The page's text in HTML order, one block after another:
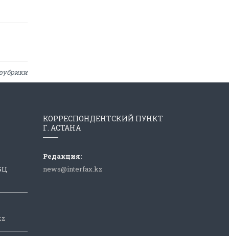
КОРРЕСПОНДЕНТСКИЙ ПУНКТ
Г. АСТАНА
Редакция:
news@interfax.kz